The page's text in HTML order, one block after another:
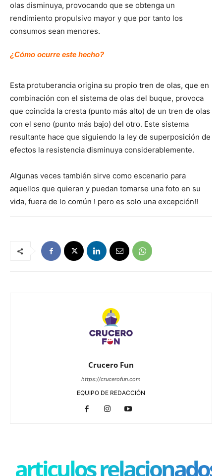
olas disminuya, provocando que se obtenga un
rendimiento propulsivo mayor y que por tanto los
consumos sean menores.
¿Cómo ocurre este hecho?
Esta protuberancia origina su propio tren de olas, que en
combinación con el sistema de olas del buque, provoca
que coincida la cresta (punto más alto) de un tren de olas
con el seno (punto más bajo) del otro. Este sistema
resultante hace que siguiendo la ley de superposición de
efectos la resistencia disminuya considerablemente.
Algunas veces también sirve como escenario para
aquellos que quieran y puedan tomarse una foto en su
vida, fuera de lo común ! pero es solo una excepción!!
Crucero Fun
https://crucerofun.com
EQUIPO DE REDACCIÓN
articulos relacionados